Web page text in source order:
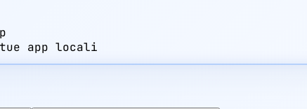
app locali